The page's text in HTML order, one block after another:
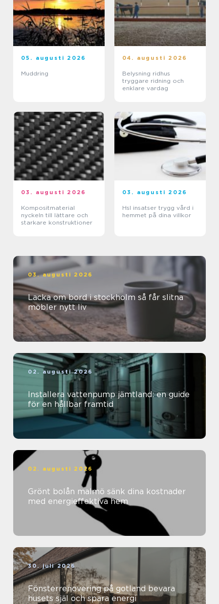
05. augusti 2026
Muddring
04. augusti 2026
Belysning ridhus
tryggare ridning och
enklare vardag
03. augusti 2026
Kompositmaterial
nyckeln till lättare och
starkare konstruktioner
03. augusti 2026
Hsl insatser trygg vård i
hemmet på dina villkor
03. augusti 2026
Lacka om bord i stockholm så får slitna
möbler nytt liv
02. augusti 2026
Installera vattenpump jämtland: en guide
för en hållbar framtid
02. augusti 2026
Grönt bolån malmö sänk dina kostnader
med energieffektiva hem
30. juli 2026
Fönsterrenovering på gotland bevara
husets själ och spara energi